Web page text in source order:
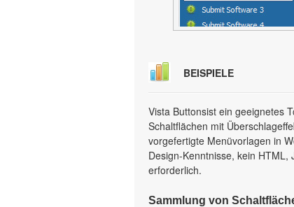
BEISPIELE
Vista Buttonsist ein geeignetes
Schaltflächen mit
vorgefertigte Menüvorlagen in
Design-Kenntnisse, kein
erforderlich.
Sammlung von